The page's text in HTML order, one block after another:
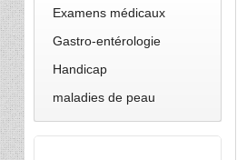
Examens médicaux
Gastro-entérologie
Handicap
maladies de peau